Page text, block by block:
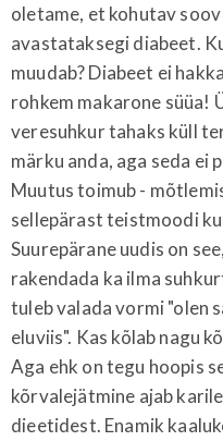
oletame, et kohutav
avastataksegi diabeet.
muudab? Diabeet ei
rohkem makarone süüa!
veresuhkur tahaks küll
märku anda, aga seda ei
Muutus toimub -
sellepärast teistmoodi
Suurepärane uudis on
rakendada ka ilma
tuleb valada vormi "olen
eluviis". Kas kõlab nagu
Aga ehk on tegu hoopis
kõrvalejätmine ajab
dieetidest. Enamik